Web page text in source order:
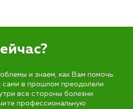
и знаем, как Вам помочь.
сами в прошлом преодолели
все стороны болезни.
профессиональную